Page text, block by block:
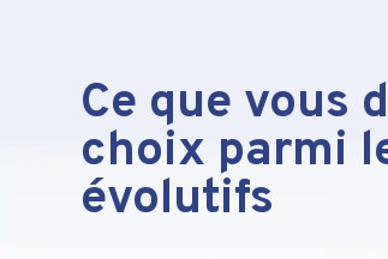
Ce que vous
choix parmi
évolutifs